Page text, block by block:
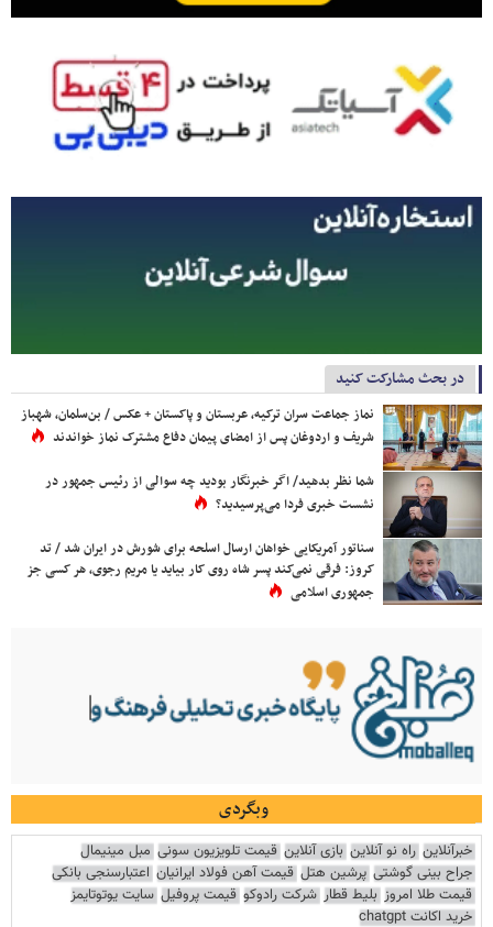
در بحث مشارکت کنید
نماز جماعت سران ترکیه، عربستان و پاکستان + عکس / بن‌سلمان، شهباز
شریف و اردوغان پس از امضای پیمان دفاع مشترک نماز خواندند
شما نظر بدهید/ اگر خبرنگار بودید چه سوالی از رئیس جمهور در
نشست خبری فردا می‌پرسیدید؟
سناتور آمریکایی خواهان ارسال اسلحه برای شورش در ایران شد / تد
کروز: فرقی نمی‌کند پسر شاه روی کار بیاید یا مریم رجوی، هر کسی جز
جمهوری اسلامی
وبگردی
خبرآنلاین راه نو آنلاین بازی آنلاین قیمت تلویزیون سونی مبل مینیمال
جراح بینی گوشتی پرشین هتل قیمت آهن فولاد ایرانیان اعتبارسنجی بانکی
قیمت طلا امروز بلیط قطار شرکت رادوکو قیمت پروفیل سایت یوتوتایمز
خرید اکانت chatgpt